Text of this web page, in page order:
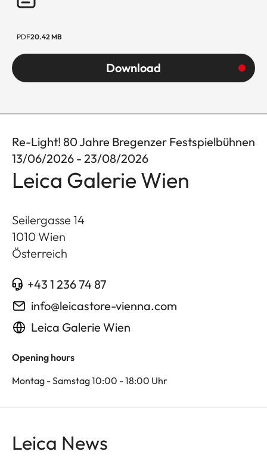
PDF20.42 MB
Download
Re-Light! 80 Jahre Bregenzer Festspielbühnen
13/06/2026 - 23/08/2026
Leica Galerie Wien
Seilergasse 14
1010 Wien
Österreich
+43 1 236 74 87
info@leicastore-vienna.com
Leica Galerie Wien
Opening hours
Montag - Samstag 10:00 - 18:00 Uhr
Leica News